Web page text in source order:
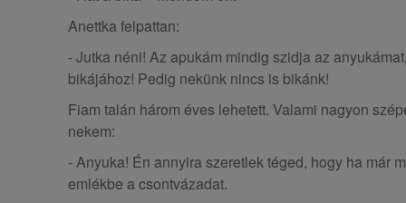
Anettka felpattan:
- Jutka néni! Az apukám mindig szidja az
bikájához! Pedig nekünk nincs is bikánk!
Fiam talán három éves lehetett. Valami nagyon
nekem:
- Anyuka! Én annyira szeretlek téged, hogy ha már
emlékbe a csontvázadat.